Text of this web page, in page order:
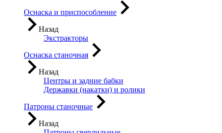
Оснаска и приспособление
Назад
Экстракторы
Оснаска станочная
Назад
Центры и задние бабки
Державки (накатки) и ролики
Патроны станочные
Назад